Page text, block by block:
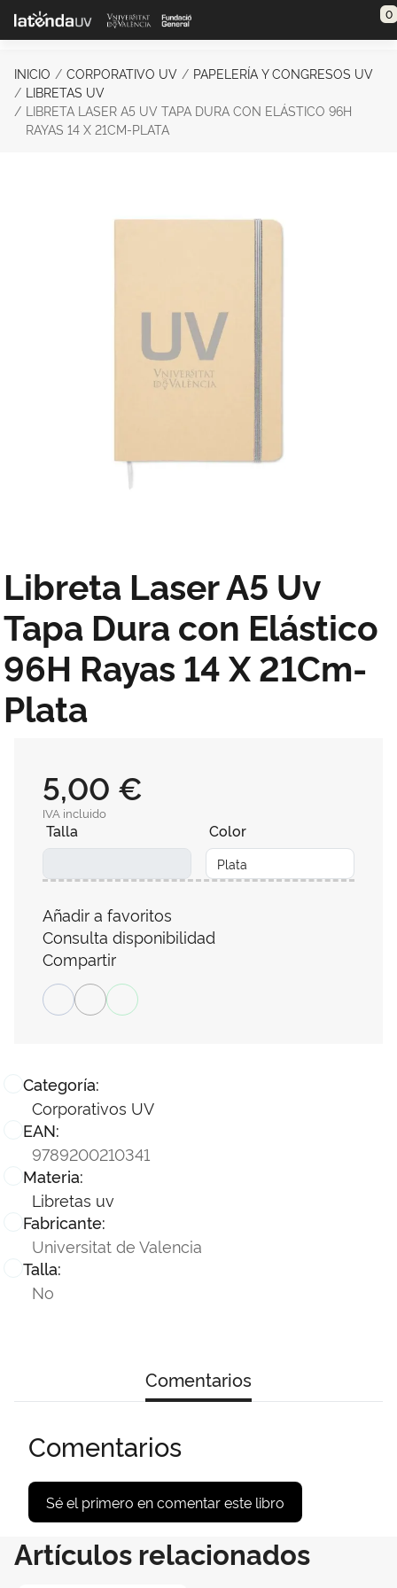
Saltar al contenido principal 0
INICIO CORPORATIVO UV
PAPELERÍA Y CONGRESOS UV
LIBRETAS UV
LIBRETA LASER A5 UV TAPA DURA CON ELÁSTICO 96H
RAYAS 14 X 21CM-PLATA
Libreta Laser A5 Uv
Tapa Dura con Elástico
96H Rayas 14 X 21Cm-
Plata
Categoría:
Corporativos UV
EAN:
9789200210341
Materia:
Libretas uv
Fabricante:
Universitat de Valencia
Talla:
No
5,00 €
IVA incluido
Talla Color
Añadir a favoritos
Consulta disponibilidad
Compartir
Comentarios
Comentarios
Sé el primero en comentar este libro
Artículos relacionados